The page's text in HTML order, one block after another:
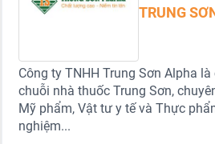
TRUNG
Công ty TNHH Trung Sơn Alpha
chuỗi nhà thuốc Trung Sơn,
Mỹ phẩm, Vật tư y tế và Thực
nghiệm...